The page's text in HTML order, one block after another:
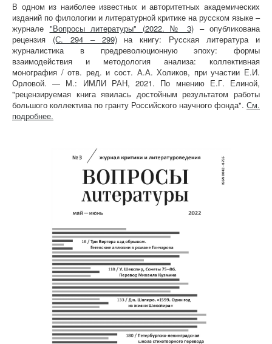
В одном из наиболее известных и авторитетных академических
изданий по филологии и литературной критике на русском языке –
журнале "Вопросы литературы" (2022. № 3) – опубликована
рецензия (С. 294 – 299)на книгу: Русская литература и
журналистика в предреволюционную эпоху: формы
взаимодействия и методология анализа: коллективная
монография / отв. ред. и сост. А.А. Холиков, при участии Е.И.
Орловой. — М.: ИМЛИ РАН, 2021. По мнению Е.Г. Елиной,
"рецензируемая книга явилась достойным результатом работы
большого коллектива по гранту Российского научного фонда". См.
подробнее.